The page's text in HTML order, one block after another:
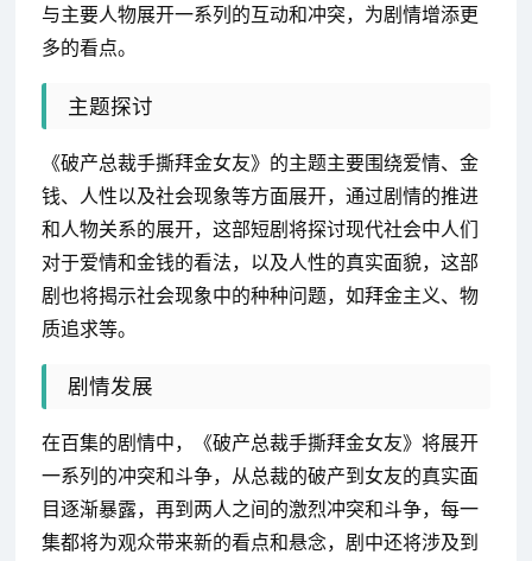
与主要人物展开一系列的互动和冲突，为剧情增添更
多的看点。
主题探讨
《破产总裁手撕拜金女友》的主题主要围绕爱情、金
钱、人性以及社会现象等方面展开，通过剧情的推进
和人物关系的展开，这部短剧将探讨现代社会中人们
对于爱情和金钱的看法，以及人性的真实面貌，这部
剧也将揭示社会现象中的种种问题，如拜金主义、物
质追求等。
剧情发展
在百集的剧情中，《破产总裁手撕拜金女友》将展开
一系列的冲突和斗争，从总裁的破产到女友的真实面
目逐渐暴露，再到两人之间的激烈冲突和斗争，每一
集都将为观众带来新的看点和悬念，剧中还将涉及到